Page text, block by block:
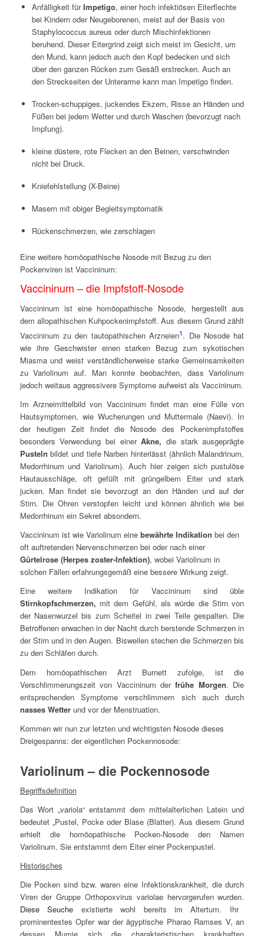
Anfälligkeit fürImpetigo, einer hoch infektiösen Eiterflechte
bei Kindern oder Neugeborenen, meist auf der Basis von
Staphylococcus aureus oder durch Mischinfektionen
beruhend. Dieser Eitergrind zeigt sich meist im Gesicht, um
den Mund, kann jedoch auch den Kopf bedecken und sich
über den ganzen Rücken zum Gesäß erstrecken. Auch an
den Streckseiten der Unterarme kann man Impetigo finden.
Trocken-schuppiges, juckendes Ekzem, Risse an Händen und
Füßen bei jedem Wetter und durch Waschen (bevorzugt nach
Impfung).
kleine düstere, rote Flecken an den Beinen, verschwinden
nicht bei Druck.
Kniefehlstellung (X-Beine)
Masern mit obiger Begleitsymptomatik
Rückenschmerzen, wie zerschlagen
Eine weitere homöopathische Nosode mit Bezug zu den
Pockenviren ist Vaccininum:
Vaccininum – die Impfstoff-Nosode
Vaccininum ist eine homöopathische Nosode, hergestellt aus
dem allopathischen Kuhpockenimpfstoff. Aus diesem Grund zählt
Vaccininum zu den tautopathischen Arzneien1 . Die Nosode hat
wie ihre Geschwister einen starken Bezug zum sykotischen
Miasma und weist verständlicherweise starke Gemeinsamkeiten
zu Variolinum auf. Man konnte beobachten, dass Variolinum
jedoch weitaus aggressivere Symptome aufweist als Vaccininum.
Im Arzneimittelbild von Vaccininum findet man eine Fülle von
Hautsymptomen, wie Wucherungen und Muttermale (Naevi). In
der heutigen Zeit findet die Nosode des Pockenimpfstoffes
besonders Verwendung bei einerAkne, die stark ausgeprägte
Pusteln bildet und tiefe Narben hinterlässt (ähnlich Malandrinum,
Medorrhinum und Variolinum). Auch hier zeigen sich pustulöse
Hautausschläge, oft gefüllt mit grüngelbem Eiter und stark
jucken. Man findet sie bevorzugt an den Händen und auf der
Stirn. Die Ohren verstopfen leicht und können ähnlich wie bei
Medorrhinum ein Sekret absondern.
Vaccininum ist wie Variolinum eine bewährte Indikation bei den
oft auftretenden Nervenschmerzen bei oder nach einer
Gürtelrose (Herpes zoster-Infektion), wobei Variolinum in
solchen Fällen erfahrungsgemäß eine bessere Wirkung zeigt.
Eine weitere Indikation für Vaccininum sind üble
Stirnkopfschmerzen, mit dem Gefühl, als würde die Stirn von
der Nasenwurzel bis zum Scheitel in zwei Teile gespalten. Die
Betroffenen erwachen in der Nacht durch berstende Schmerzen in
der Stirn und in den Augen. Bisweilen stechen die Schmerzen bis
zu den Schläfen durch.
Dem homöopathischen Arzt Burnett zufolge, ist die
Verschlimmerungszeit von Vaccininum derfrühe Morgen. Die
entsprechenden Symptome verschlimmern sich auch durch
nasses Wetterund vor der Menstruation.
Kommen wir nun zur letzten und wichtigsten Nosode dieses
Dreigespanns: der eigentlichen Pockennosode:
Variolinum – die Pockennosode
Begriffsdefinition
Das Wort „variola“ entstammt dem mittelalterlichen Latein und
bedeutet „Pustel, Pocke oder Blase (Blatter). Aus diesem Grund
erhielt die homöopathische Pocken-Nosode den Namen
Variolinum. Sie entstammt dem Eiter einer Pockenpustel.
Historisches
Die Pocken sind bzw. waren eine Infektionskrankheit, die durch
Viren der Gruppe Orthopoxvirus variolae hervorgerufen wurden.
Diese Seuche existierte wohl bereits im Altertum. Ihr
prominentestes Opfer war der ägyptische Pharao Ramses V, an